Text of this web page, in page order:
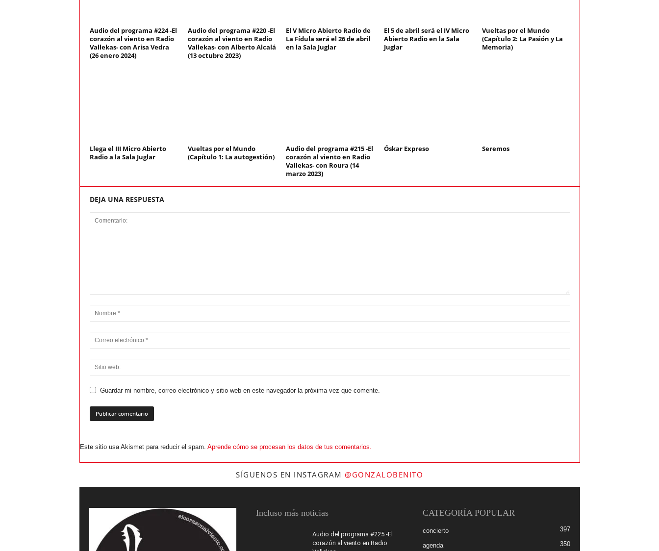
Audio del programa #224 -El
corazón al viento en Radio
Vallekas- con Arisa Vedra
(26 enero 2024)
Audio del programa #220 -El
corazón al viento en Radio
Vallekas- con Alberto Alcalá
(13 octubre 2023)
El V Micro Abierto Radio de
La Fídula será el 26 de abril
en la Sala Juglar
El 5 de abril será el IV Micro
Abierto Radio en la Sala
Juglar
Vueltas por el Mundo
(Capítulo 2: La Pasión y La
Memoria)
Llega el III Micro Abierto
Radio a la Sala Juglar
Vueltas por el Mundo
(Capítulo 1: La autogestión)
Audio del programa #215 -El
corazón al viento en Radio
Vallekas- con Roura (14
marzo 2023)
Óskar Expreso Seremos
DEJA UNA RESPUESTA
Guardar mi nombre, correo electrónico y sitio web en este navegador la próxima vez que comente.
Este sitio usa Akismet para reducir el spam. Aprende cómo se procesan los datos de tus comentarios.
SÍGUENOS EN INSTAGRAM @GONZALOBENITO
Incluso más noticias
Audio del programa #225 -El
corazón al viento en Radio
CATEGORÍA POPULAR
concierto 397
agenda 350